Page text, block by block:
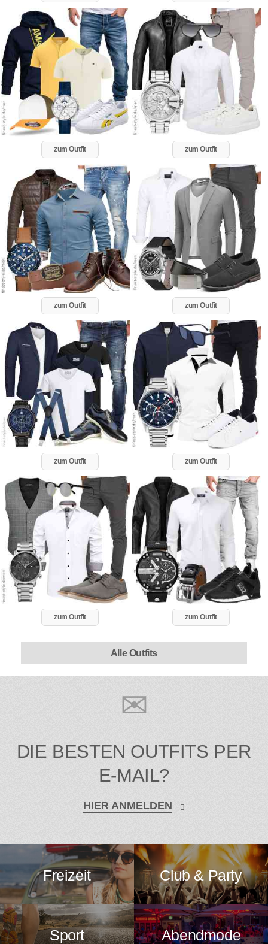
zum Outfit zum Outfit
zum Outfit zum Outfit
zum Outfit zum Outfit
zum Outfit zum Outfit
Alle Outfits
DIE BESTEN OUTFITS PER
E-MAIL?
HIER ANMELDEN
Freizeit Club & Party
Sport Abendmode